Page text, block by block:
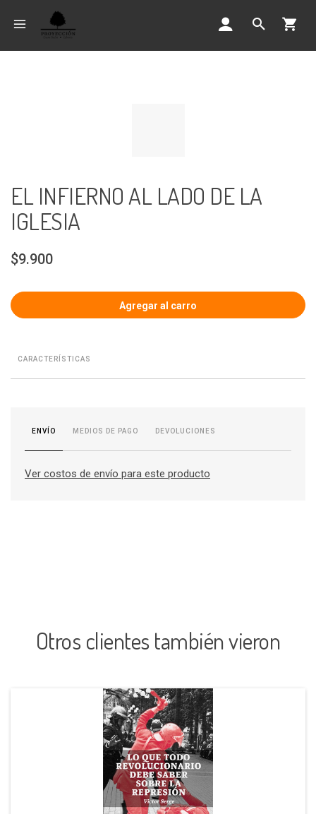
EL INFIERNO AL LADO DE LA
IGLESIA
$9.900
CARACTERÍSTICAS
ENVÍO MEDIOS DE PAGO DEVOLUCIONES
Ver costos de envío para este producto
Otros clientes también vieron